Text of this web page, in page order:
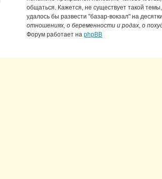
общаться. Кажется, не существует такой
удалось бы развести "базар-вокзал" на
отношениях, о беременности и родах, о
Форум работает на phpBB